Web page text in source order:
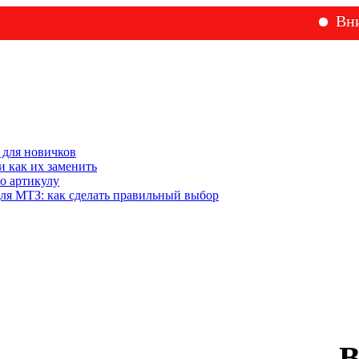
новичков
их заменить
артикулу
МТЗ: как сделать правильный выбор